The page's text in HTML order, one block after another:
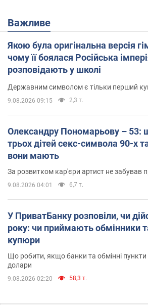
Важливе
Якою була оригінальна версія
чому її боялася Російська
розповідають у школі
Державним символом є тільки перший
9.08.2026 09:15 2,3 т.
Олександру Пономарьову – 53:
трьох дітей секс-символа 90-х
вони мають
За розвитком кар'єри артист не забував
9.08.2026 04:01 6,7 т.
У ПриватБанку розповіли, чи
року: чи приймають обмінники
купюри
Що робити, якщо банки та обмінні
долари
9.08.2026 02:20 58,3 т.